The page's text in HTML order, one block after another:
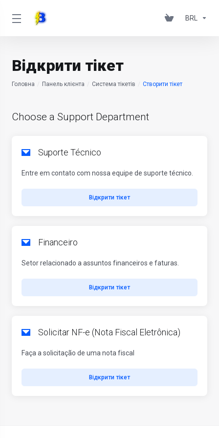
BRL
Відкрити тікет
Головна Панель клієнта Система тікетів Створити тікет
Choose a Support Department
Suporte Técnico
Entre em contato com nossa equipe de suporte técnico.
Відкрити тікет
Financeiro
Setor relacionado a assuntos financeiros e faturas.
Відкрити тікет
Solicitar NF-e (Nota Fiscal Eletrônica)
Faça a solicitação de uma nota fiscal
Відкрити тікет